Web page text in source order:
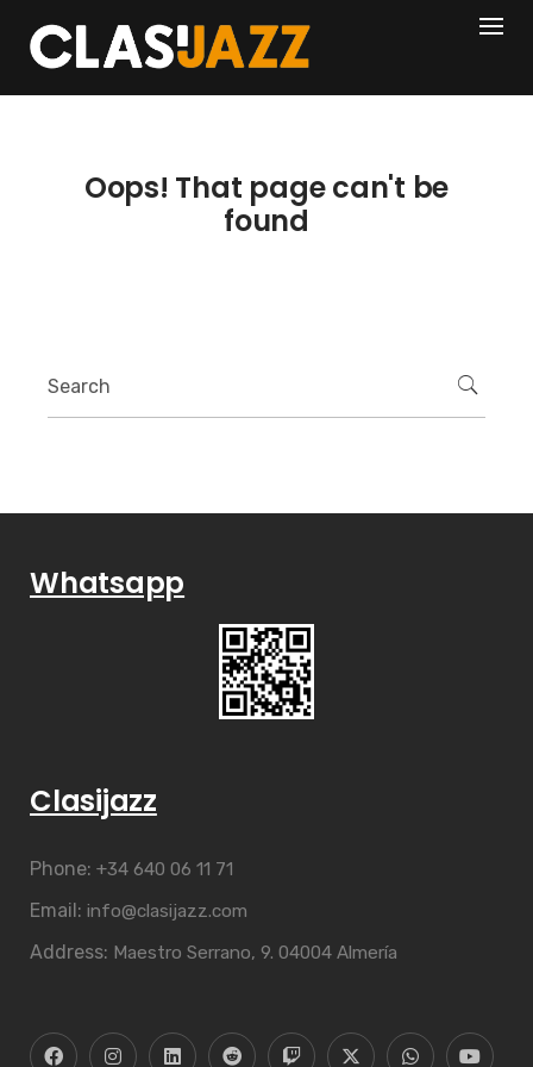
content
404
Oops! That page can't be
found
Whatsapp
Clasijazz
Phone: +34 640 06 11 71
Email: info@clasijazz.com
Address: Maestro Serrano, 9. 04004 Almería